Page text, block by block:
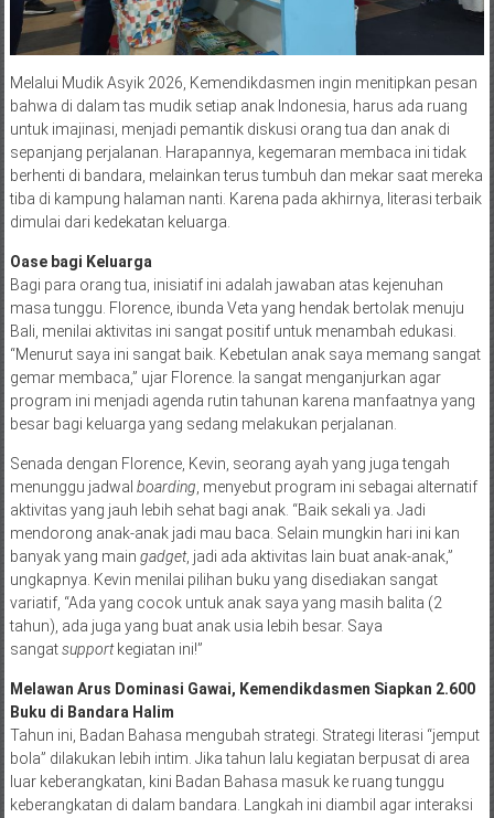
Melalui Mudik Asyik 2026, Kemendikdasmen ingin menitipkan pesan
bahwa di dalam tas mudik setiap anak Indonesia, harus ada ruang
untuk imajinasi, menjadi pemantik diskusi orang tua dan anak di
sepanjang perjalanan. Harapannya, kegemaran membaca ini tidak
berhenti di bandara, melainkan terus tumbuh dan mekar saat mereka
tiba di kampung halaman nanti. Karena pada akhirnya, literasi terbaik
dimulai dari kedekatan keluarga.
Oase bagi Keluarga
Bagi para orang tua, inisiatif ini adalah jawaban atas kejenuhan
masa tunggu. Florence, ibunda Veta yang hendak bertolak menuju
Bali, menilai aktivitas ini sangat positif untuk menambah edukasi.
“Menurut saya ini sangat baik. Kebetulan anak saya memang sangat
gemar membaca,” ujar Florence. Ia sangat menganjurkan agar
program ini menjadi agenda rutin tahunan karena manfaatnya yang
besar bagi keluarga yang sedang melakukan perjalanan.
Senada dengan Florence, Kevin, seorang ayah yang juga tengah
menunggu jadwal boarding, menyebut program ini sebagai alternatif
aktivitas yang jauh lebih sehat bagi anak. “Baik sekali ya. Jadi
mendorong anak-anak jadi mau baca. Selain mungkin hari ini kan
banyak yang main gadget, jadi ada aktivitas lain buat anak-anak,”
ungkapnya. Kevin menilai pilihan buku yang disediakan sangat
variatif, “Ada yang cocok untuk anak saya yang masih balita (2
tahun), ada juga yang buat anak usia lebih besar. Saya
sangatsupportkegiatan ini!”
Melawan Arus Dominasi Gawai, Kemendikdasmen Siapkan 2.600
Buku di Bandara Halim
Tahun ini, Badan Bahasa mengubah strategi. Strategi literasi “jemput
bola” dilakukan lebih intim. Jika tahun lalu kegiatan berpusat di area
luar keberangkatan, kini Badan Bahasa masuk ke ruang tunggu
keberangkatan di dalam bandara. Langkah ini diambil agar interaksi